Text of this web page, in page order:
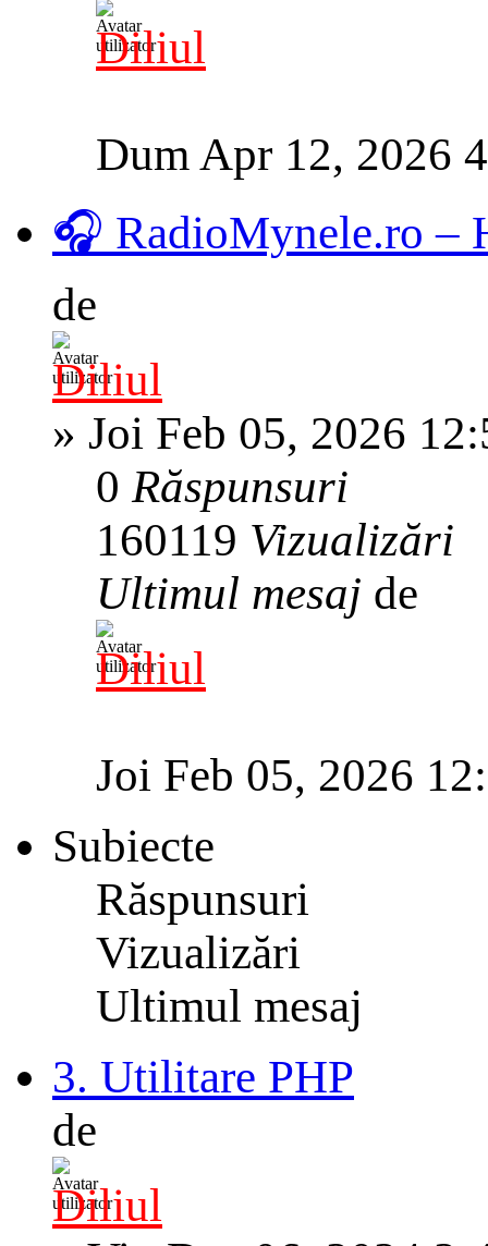
Diliul
Dum Apr 12, 2026
🎧 RadioMynele.ro –
de
Diliul
» Joi Feb 05, 2026
0Răspunsuri
160119 Vizualizări
Ultimul mesaj de
Diliul
Joi Feb 05, 2026
Subiecte
Răspunsuri
Vizualizări
Ultimul mesaj
3. Utilitare PHP
de
Diliul